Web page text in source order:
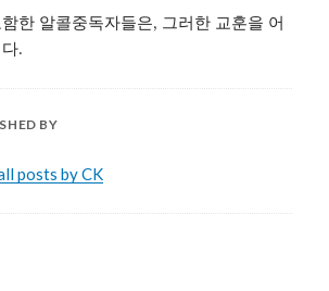
한 알콜중독자들은, 그러한 교훈을 어
.
BY
posts by CK